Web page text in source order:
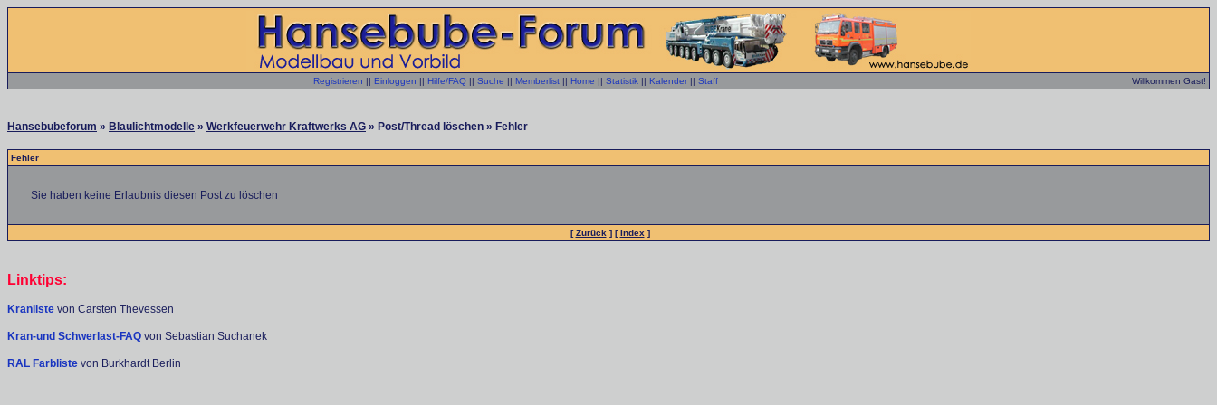
Registrieren || Einloggen || Hilfe/FAQ || Suche || Memberlist || Home || Statistik || Kalender || Staff Willkommen Gast!
Hansebubeforum » Blaulichtmodelle » Werkfeuerwehr Kraftwerks AG » Post/Thread löschen » Fehler
Fehler
Sie haben keine Erlaubnis diesen Post zu löschen
[Zurück ] [Index ]
Linktips:
Kranliste von Carsten Thevessen
Kran-und Schwerlast-FAQ von Sebastian Suchanek
RAL Farbliste von Burkhardt Berlin